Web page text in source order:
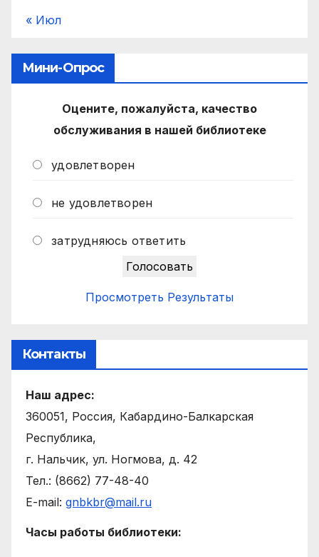
« Июл
Мини-Опрос
Оцените, пожалуйста, качество
обслуживания в нашей библиотеке
удовлетворен
не удовлетворен
затрудняюсь ответить
Просмотреть Результаты
Контакты
Наш адрес:
360051, Россия, Кабардино-Балкарская
Республика,
г. Нальчик, ул. Ногмова, д. 42
Тел.: (8662) 77-48-40
E-mail: gnbkbr@mail.ru
Часы работы библиотеки: